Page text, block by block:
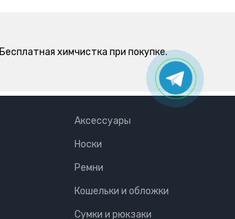
Бесплатная химчистка при покупке.
Аксессуары
Носки
Ремни
Кошельки и обложки
Сумки и рюкзаки